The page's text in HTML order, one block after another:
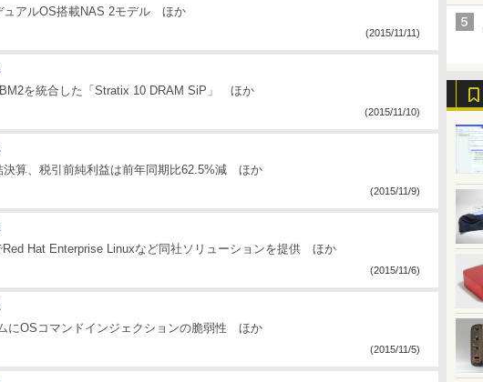
ュアルOS搭載NAS 2モデル ほか
(2015/11/11)
を統合した「Stratix 10 DRAM SiP」 ほか
(2015/11/10)
決算、税引前純利益は前年同期比62.5%減 ほか
(2015/11/9)
Red Hat Enterprise Linuxなど同社ソリューションを提供 ほか
(2015/11/6)
にOSコマンドインジェクションの脆弱性 ほか
(2015/11/5)